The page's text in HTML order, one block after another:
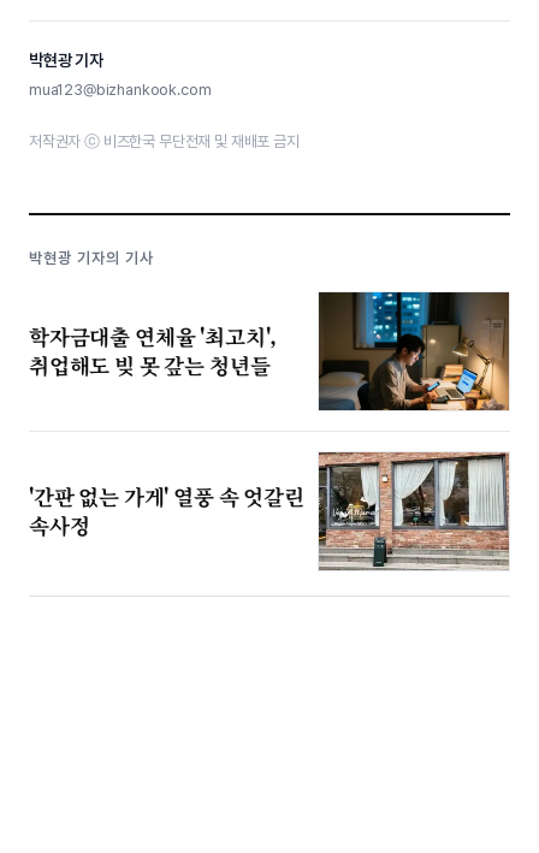
박현광 기자
mua123@bizhankook.com
저작권자 ⓒ 비즈한국 무단전재 및 재배포 금지
박현광 기자의 기사
학자금대출 연체율 '최고치',
취업해도 빚 못 갚는 청년들
'간판 없는 가게' 열풍 속 엇갈린
속사정